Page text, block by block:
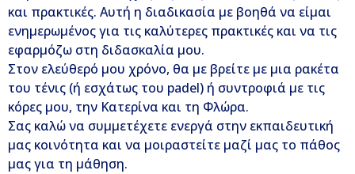
και πρακτικές. Αυτή η διαδικασία με βοηθά να είμαι
ενημερωμένος για τις καλύτερες πρακτικές και να τις
εφαρμόζω στη διδασκαλία μου.
Στον ελεύθερό μου χρόνο, θα με βρείτε με μια ρακέτα
του τένις (ή εσχάτως του padel) ή συντροφιά με τις
κόρες μου, την Κατερίνα και τη Φλώρα.
Σας καλώ να συμμετέχετε ενεργά στην εκπαιδευτική
μας κοινότητα και να μοιραστείτε μαζί μας το πάθος
μας για τη μάθηση.